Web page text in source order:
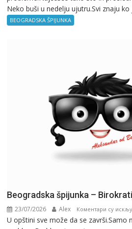
Neko buši u nedelju ujutru.Svi znaju ko
BEOGRADSKA ŠPIJUNKA
Beogradska špijunka –
23/07/2026 Alex Коментари су
U opštini sve može da se završi.Samo